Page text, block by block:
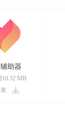
助器
MB